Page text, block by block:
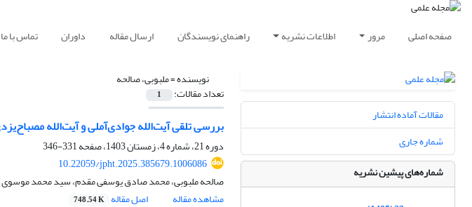
صفحه اصلی مرور اطلاعات نشریه راهنمای نویسندگان ارسال مقاله داوران تماس با ما
نویسنده =ملبوبی، صالحه
تعداد مقالات: 1
بررسی تلقی آیت‌الله جوادی‌آملی و آیت‌الله
دوره 21، شماره 4، زمستان 1403، صفحه
331-346
10.22059/jpht.2025.385679.1006086
صالحه ملبوبی، محمد صادق یوسفی مقدم، سید محمد
مشاهده مقاله
اصل مقاله 748.54 K
مقالات آماده انتشار
شماره جاری
شماره‌های پیشین نشریه